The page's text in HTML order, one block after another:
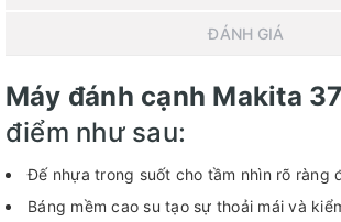
ĐÁNH GIÁ
Máy đánh cạnh Makita
điểm như sau:
Đế nhựa trong suốt cho tầm nhìn rõ ràng
Báng mềm cao su tạo sự thoải mái và